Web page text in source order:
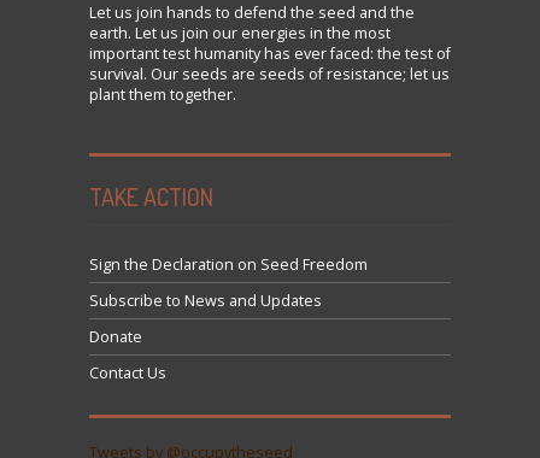
Let us join hands to defend the seed and the
earth. Let us join our energies in the most
important test humanity has ever faced: the test of
survival. Our seeds are seeds of resistance; let us
plant them together.
TAKE ACTION
Sign the Declaration on Seed Freedom
Subscribe to News and Updates
Donate
Contact Us
Tweets by @occupytheseed